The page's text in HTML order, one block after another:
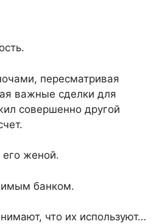
пересматривая
важные сделки для
совершенно другой
женой.
банком.
что их используют…